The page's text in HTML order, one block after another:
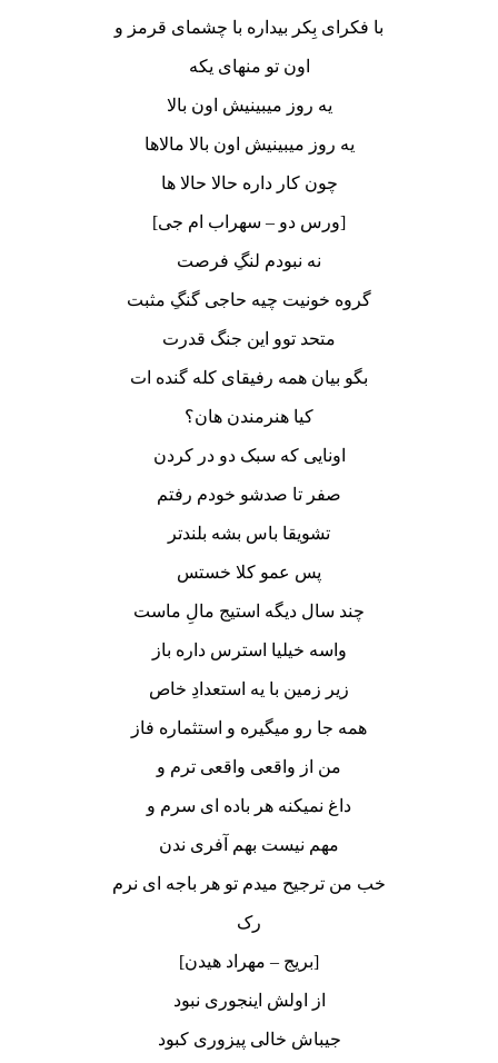
با فکرای بِکر بیداره با چشمای قرمز و
اون تو منهای یکه
یه روز میبینیش اون بالا
یه روز میبینیش اون بالا مالاها
چون کار داره حالا حالا ها
[ورس دو – سهراب ام جی]
نه نبودم لنگِ فرصت
گروه خونیت چیه حاجی گنگِ مثبت
متحد توو این جنگ قدرت
بگو بیان همه رفیقای کله گنده ات
کیا هنرمندن هان؟
اونایی که سبک دو در کردن
صفر تا صدشو خودم رفتم
تشویقا باس بشه بلندتر
پس عمو کلا خستس
چند سال دیگه استیج مالِ ماست
واسه خیلیا استرس داره باز
زیر زمین با یه استعدادِ خاص
همه جا رو میگیره و استثماره فاز
من از واقعی واقعی ترم و
داغ نمیکنه هر باده ای سرم و
مهم نیست بهم آفری ندن
خب من ترجیح میدم تو هر باجه ای نرم
رک
[بریج – مهراد هیدن]
از اولش اینجوری نبود
جیباش خالی پیزوری کبود